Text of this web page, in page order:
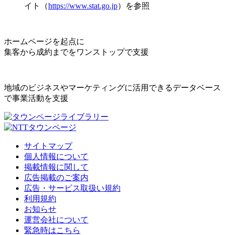
イト（https://www.stat.go.jp）を参照
ホームページを起点に
集客から成約までをワンストップで支援
地域のビジネスやマーケティングに活用できるデータベース
で事業活動を支援
サイトマップ
個人情報について
掲載情報に関して
広告掲載のご案内
広告・サービス取扱い規約
利用規約
お知らせ
運営会社について
緊急時はこちら